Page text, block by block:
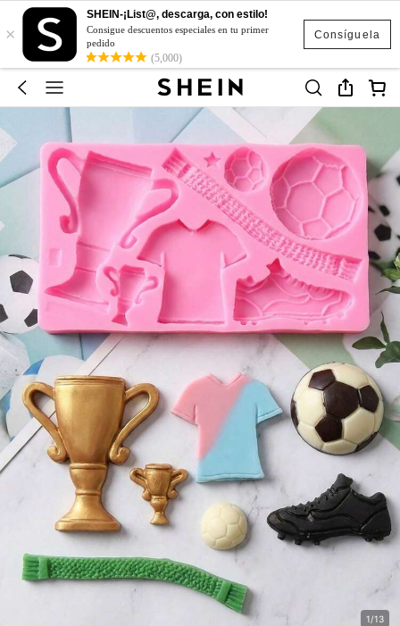
Consíguela
×
SHEIN-¡List@, descarga, con estilo!
Consigue descuentos especiales en tu primer
pedido
(5,000)
1/13